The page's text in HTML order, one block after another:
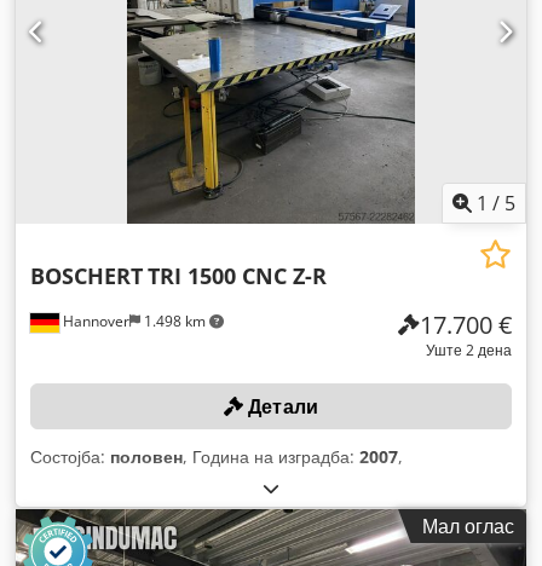
1 / 5
Hannover 1.498 km
BOSCHERTTRI 1500 CNC Z-R
17.700 €
Уште 2 дена
Детали
Состојба: половен, Година на изградба: 2007,
Мал оглас